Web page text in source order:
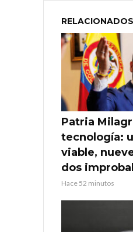
RELACIONADOS
Patria
tecnología:
viable,
dos
Hace 52 minutos